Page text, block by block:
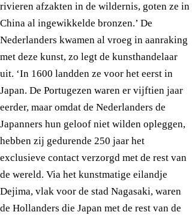
rivieren afzakten in de wildernis, goten ze in
China al ingewikkelde bronzen.’ De
Nederlanders kwamen al vroeg in aanraking
met deze kunst, zo legt de kunsthandelaar
uit. ‘In 1600 landden ze voor het eerst in
Japan. De Portugezen waren er vijftien jaar
eerder, maar omdat de Nederlanders de
Japanners hun geloof niet wilden opleggen,
hebben zij gedurende 250 jaar het
exclusieve contact verzorgd met de rest van
de wereld. Via het kunstmatige eilandje
Dejima, vlak voor de stad Nagasaki, waren
de Hollanders die Japan met de rest van de